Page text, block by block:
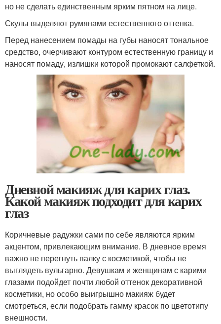
но не сделать единственным ярким пятном на лице.
Скулы выделяют румянами естественного оттенка.
Перед нанесением помады на губы наносят тональное
средство, очерчивают контуром естественную границу и
наносят помаду, излишки которой промокают салфеткой.
Дневной макияж для карих глаз.
Какой макияж подходит для карих
глаз
Коричневые радужки сами по себе являются ярким
акцентом, привлекающим внимание. В дневное время
важно не перегнуть палку с косметикой, чтобы не
выглядеть вульгарно. Девушкам и женщинам с карими
глазами подойдет почти любой оттенок декоративной
косметики, но особо выигрышно макияж будет
смотреться, если подобрать гамму красок по цветотипу
внешности.